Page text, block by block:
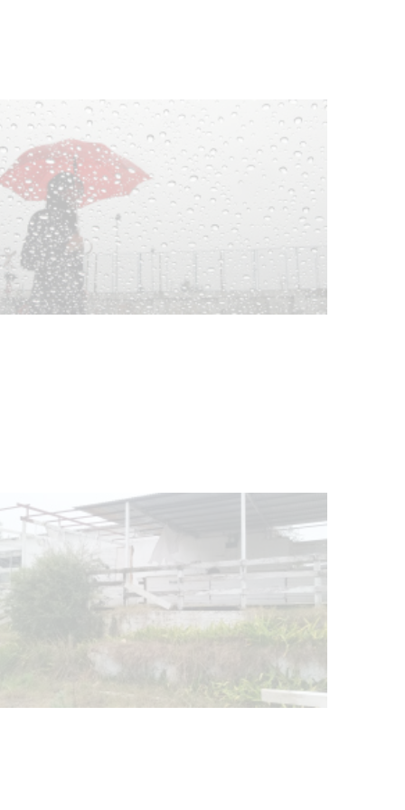
Clases de Muai Thai en Complejo
Turismo accesible para personas
con discapacidad y adultos
mayores